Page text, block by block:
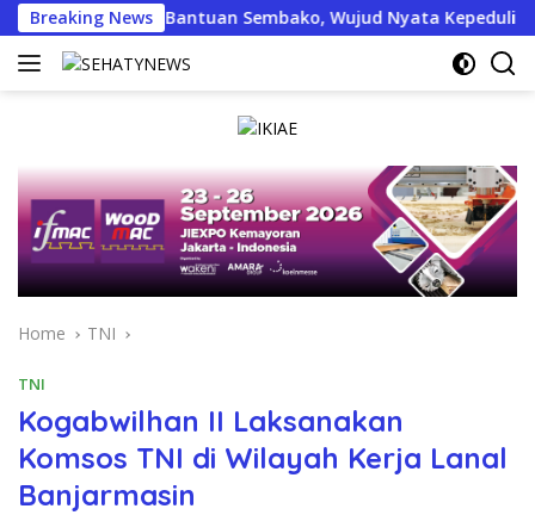
Skip
to
content
Breaking News
Bantuan Sembako, Wujud Nyata Kepedulian Melalui
Home TNI
TNI
Kogabwilhan II Laksanakan
Komsos TNI di Wilayah Kerja Lanal
Banjarmasin